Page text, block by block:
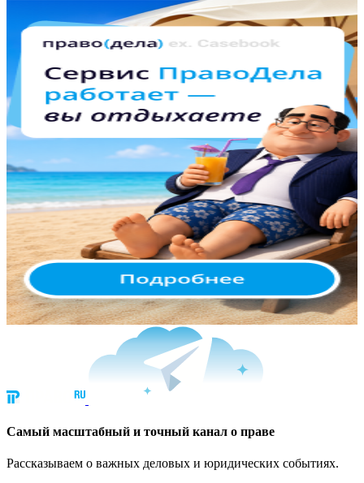
Cамый масштабный и точный канал о праве
Рассказываем о важных деловых и юридических событиях.